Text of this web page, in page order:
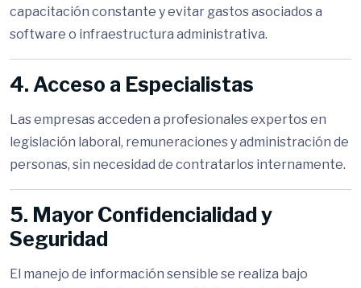
capacitación constante y evitar gastos asociados a
software o infraestructura administrativa.
4. Acceso a Especialistas
Las empresas acceden a profesionales expertos en
legislación laboral, remuneraciones y administración de
personas, sin necesidad de contratarlos internamente.
5. Mayor Confidencialidad y
Seguridad
El manejo de información sensible se realiza bajo